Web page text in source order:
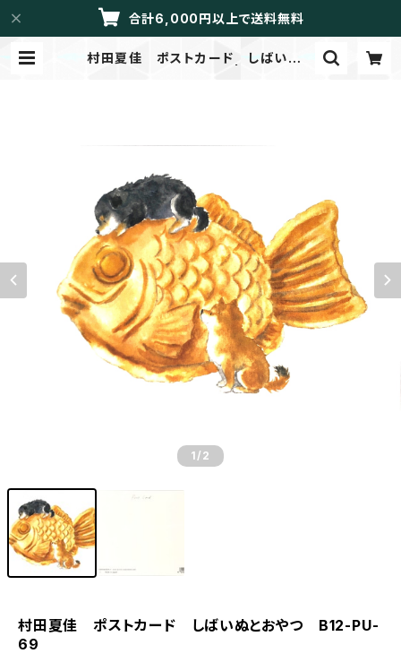
合計6,000円以上で送料無料
村田夏佳 ポストカード しばいぬと
1 /2
村田夏佳 ポストカード しばいぬとおやつ B12-PU-
69